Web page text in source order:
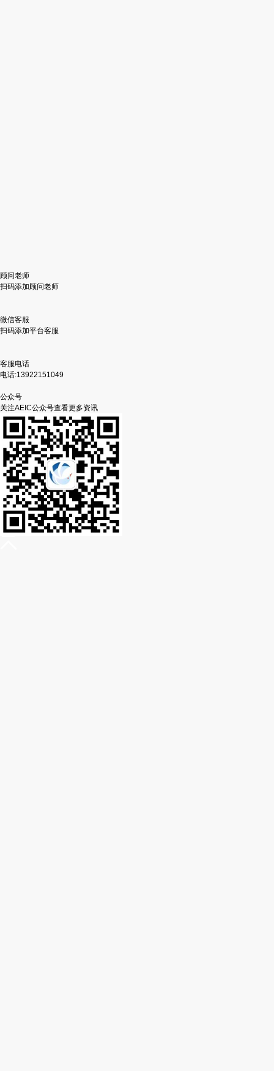
顾问老师
扫码添加顾问老师
微信客服
扫码添加平台客服
客服电话
电话:13922151049
公众号
关注AEIC公众号查看更多资讯